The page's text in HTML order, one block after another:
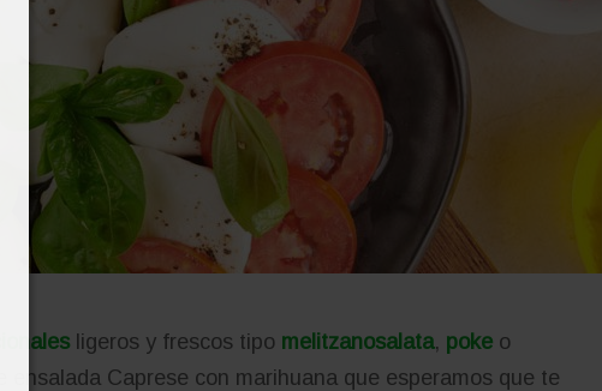
ligeros y frescos tipo melitzanosalata, poke o
ensalada Caprese con marihuana que esperamos que te